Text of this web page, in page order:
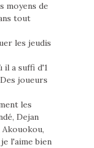
moyens de
tout
les jeudis
il a suffi d'1
joueurs
les
Dejan
Akouokou,
l'aime bien